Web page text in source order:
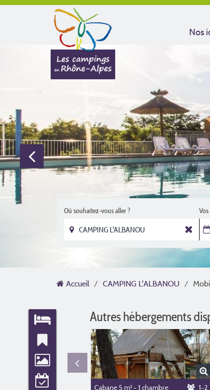
Nos
Où souhaitez-vous aller ?
Accueil CAMPING L'ALBANOU
Autres hébergements
Cabane 5 m² - 1 chambre 1-2